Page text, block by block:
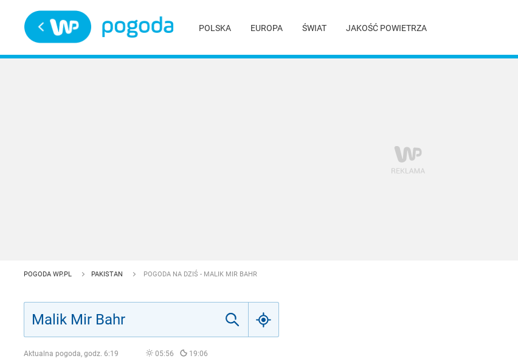
POLSKA EUROPA ŚWIAT JAKOŚĆ POWIETRZA
POGODA WP.PL PAKISTAN POGODA NA DZIŚ - MALIK MIR BAHR
Aktualna pogoda, godz. 6:19 05:56 19:06